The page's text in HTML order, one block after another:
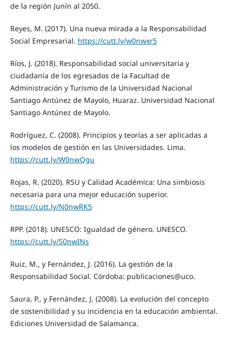
de la región Junín al 2050.
Reyes, M. (2017). Una nueva mirada a la Responsabilidad
Social Empresarial. https://cutt.ly/w0nwxr5
Ríos, J. (2018). Responsabilidad social universitaria y
ciudadanía de los egresados de la Facultad de
Administración y Turismo de la Universidad Nacional
Santiago Antúnez de Mayolo, Huaraz. Universidad Nacional
Santiago Antúnez de Mayolo.
Rodríguez, C. (2008). Principios y teorías a ser aplicadas a
los modelos de gestión en las Universidades. Lima.
https://cutt.ly/W0nwQgu
Rojas, R. (2020). RSU y Calidad Académica: Una simbiosis
necesaria para una mejor educación superior.
https://cutt.ly/N0nwRK5
RPP. (2018). UNESCO: Igualdad de género. UNESCO.
https://cutt.ly/S0nwINs
Ruiz, M., y Fernández, J. (2016). La gestión de la
Responsabilidad Social. Córdoba: publicaciones@uco.
Saura, P., y Fernández, J. (2008). La evolución del concepto
de sostenibilidad y su incidencia en la educación ambiental.
Ediciones Universidad de Salamanca.